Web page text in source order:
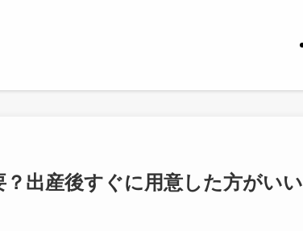
出産後すぐに用意した方がいい